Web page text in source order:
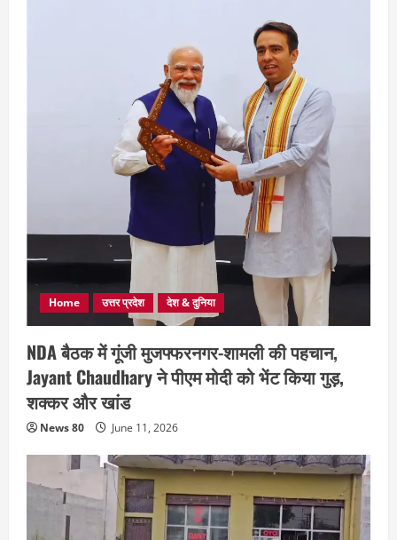
Home उत्तर प्रदेश देश & दुनिया
NDA बैठक में गूंजी मुजफ्फरनगर-शामली की पहचान,
Jayant Chaudhary ने पीएम मोदी को भेंट किया गुड़,
शक्कर और खांड
News 80 June 11, 2026